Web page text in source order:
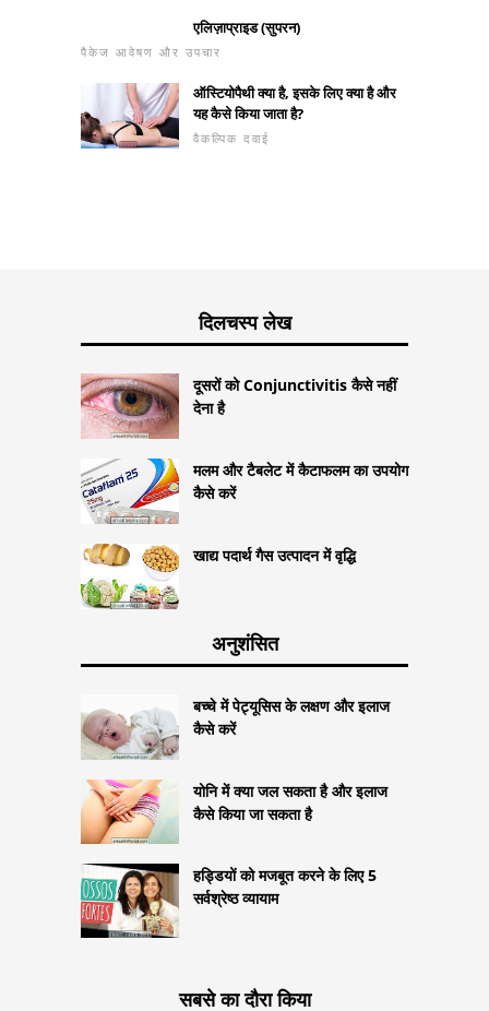
एलिज़ाप्राइड (सुपरन)
पैकेज आवेषण और उपचार
ऑस्टियोपैथी क्या है, इसके लिए क्या है और
यह कैसे किया जाता है?
वैकल्पिक दवाई
दिलचस्प लेख
दूसरों को Conjunctivitis कैसे नहीं
देना है
मलम और टैबलेट में कैटाफलम का उपयोग
कैसे करें
खाद्य पदार्थ गैस उत्पादन में वृद्धि
अनुशंसित
बच्चे में पेट्यूसिस के लक्षण और इलाज
कैसे करें
योनि में क्या जल सकता है और इलाज
कैसे किया जा सकता है
हड्डियों को मजबूत करने के लिए 5
सर्वश्रेष्ठ व्यायाम
सबसे का दौरा किया